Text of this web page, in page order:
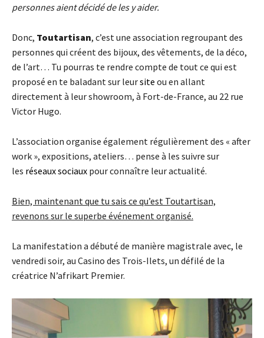
personnes aient décidé de les y aider.
Donc, Toutartisan, c’est une association regroupant des
personnes qui créent des bijoux, des vêtements, de la déco,
de l’art… Tu pourras te rendre compte de tout ce qui est
proposé en te baladant sur leursite ou en allant
directement à leur showroom, à Fort-de-France, au 22 rue
Victor Hugo.
L’association organise également régulièrement des « after
work », expositions, ateliers… pense à les suivre sur
les réseaux sociaux pour connaître leur actualité.
Bien, maintenant que tu sais ce qu’est Toutartisan,
revenons sur le superbe événement organisé.
La manifestation a débuté de manière magistrale avec, le
vendredi soir, au Casino des Trois-Ilets, un défilé de la
créatrice N’afrikart Premier.